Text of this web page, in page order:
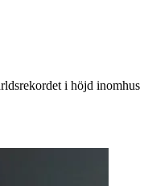
i höjd inomhus